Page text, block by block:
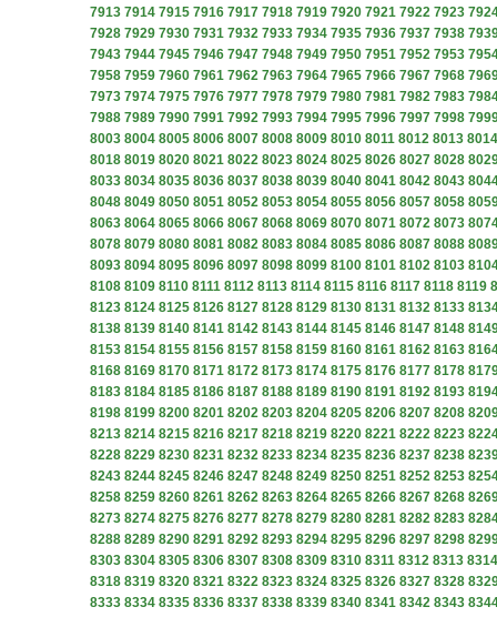
7913 7914 7915 7916 7917 7918 7919 7920 7921 7922 7923
7928 7929 7930 7931 7932 7933 7934 7935 7936 7937 7938
7943 7944 7945 7946 7947 7948 7949 7950 7951 7952 7953
7958 7959 7960 7961 7962 7963 7964 7965 7966 7967 7968
7973 7974 7975 7976 7977 7978 7979 7980 7981 7982 7983
7988 7989 7990 7991 7992 7993 7994 7995 7996 7997 7998
8003 8004 8005 8006 8007 8008 8009 8010 8011 8012 8013 8014
8018 8019 8020 8021 8022 8023 8024 8025 8026 8027 8028
8033 8034 8035 8036 8037 8038 8039 8040 8041 8042 8043
8048 8049 8050 8051 8052 8053 8054 8055 8056 8057 8058
8063 8064 8065 8066 8067 8068 8069 8070 8071 8072 8073
8078 8079 8080 8081 8082 8083 8084 8085 8086 8087 8088
8093 8094 8095 8096 8097 8098 8099 8100 8101 8102 8103
8108 8109 8110 8111 8112 8113 8114 8115 8116 8117 8118 8119
8123 8124 8125 8126 8127 8128 8129 8130 8131 8132 8133
8138 8139 8140 8141 8142 8143 8144 8145 8146 8147 8148
8153 8154 8155 8156 8157 8158 8159 8160 8161 8162 8163
8168 8169 8170 8171 8172 8173 8174 8175 8176 8177 8178
8183 8184 8185 8186 8187 8188 8189 8190 8191 8192 8193
8198 8199 8200 8201 8202 8203 8204 8205 8206 8207 8208
8213 8214 8215 8216 8217 8218 8219 8220 8221 8222 8223
8228 8229 8230 8231 8232 8233 8234 8235 8236 8237 8238
8243 8244 8245 8246 8247 8248 8249 8250 8251 8252 8253
8258 8259 8260 8261 8262 8263 8264 8265 8266 8267 8268
8273 8274 8275 8276 8277 8278 8279 8280 8281 8282 8283
8288 8289 8290 8291 8292 8293 8294 8295 8296 8297 8298
8303 8304 8305 8306 8307 8308 8309 8310 8311 8312 8313 8314
8318 8319 8320 8321 8322 8323 8324 8325 8326 8327 8328
8333 8334 8335 8336 8337 8338 8339 8340 8341 8342 8343